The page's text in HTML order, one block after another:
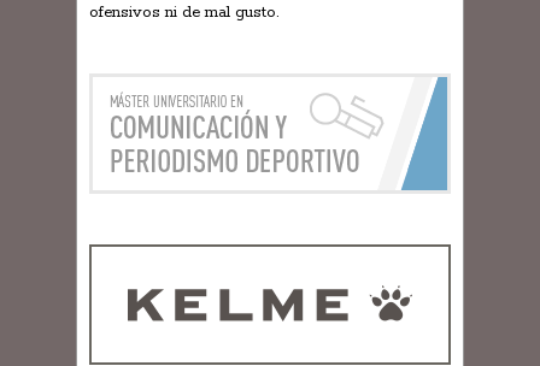
ofensivos ni de mal gusto.